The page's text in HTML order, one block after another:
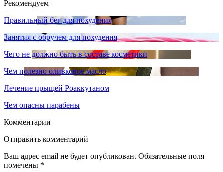
Рекомендуем
Правильный бег для похудения
Занятия с обручем для похудения
Чего не должно быть в составе косметики
Чем полезно оливковое масло
Лечение прыщей Роаккутаном
Чем опасны парабены
Комментарии
Отправить комментарий
Ваш адрес email не будет опубликован. Обязательные поля
помечены *